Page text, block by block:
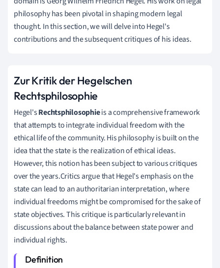
philosophy has been pivotal in shaping modern legal
thought. In this section, we will delve into Hegel's
contributions and the subsequent critiques of his ideas.
Zur Kritik der Hegelschen
Rechtsphilosophie
Hegel'sRechtsphilosophieis a comprehensive framework
that attempts to integrate individual freedom with the
ethical life of the community. His philosophy is built on the
idea that the state is the realization of ethical ideas.
However, this notion has been subject to various critiques
over the years.Critics argue that Hegel's emphasis on the
state can lead to an authoritarian interpretation, where
individual freedoms might be compromised for the sake of
state objectives. This critique is particularly relevant in
discussions about the balance between state power and
individual rights.